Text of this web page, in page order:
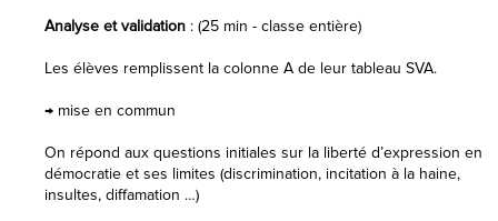
Analyse et validation : (25 min - classe entière)
Les élèves remplissent la colonne A de leur tableau SVA.
→ mise en commun
On répond aux questions initiales sur la liberté d’expression en
démocratie et ses limites (discrimination, incitation à la haine,
insultes, diffamation …)